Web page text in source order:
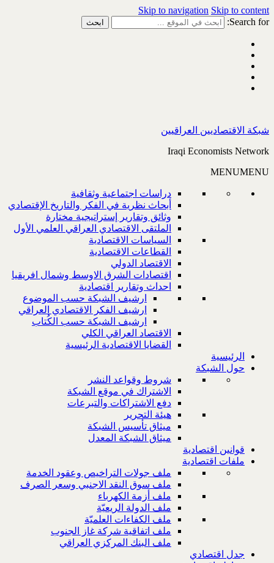
Skip to navigation Skip to content
Search for:
شبكة الاقتصاديين العراقيين
Iraqi Economists Network
MENUMENU
دراسات اجتماعية وثقافية
أبحاث نظرية في الفكر والتاريخ الإقتصادي
وثائق وتقارير إستراتيجية مختارة
الملتقى الاقتصادي العراقي العلمي الأول
السياسات الاقتصادية
القطاعات الاقتصادية
الاقتصاد الدولي
اقتصادات الشرق الاوسط وشمال افريقيا
احداث وتقارير اقتصادية
ارشيف الشبكة حسب الموضوع
ارشيف الفكر الاقتصادي العراقي
ارشيف الشبكة حسب الكُتاب
الاقتصاد العراقي الكلي
القضايا الاقتصادية الرئيسية
الرئيسية
حول الشبكة
شروط وقواعد النشر
الاشتراك في موقع الشبكة
دفع الاشتراكات والتبرعات
هيئة التحرير
ميثاق تأسيس الشبكة
ميثاق الشبكة المعدل
قوانين اقتصادية
ملفات اقتصادية
ملف جولات التراخيص وعقود الخدمة
ملف سوق النقد الاجنبي وسعر الصرف
ملف أزمة الكهرباء
ملف الدولة الريعيّة
ملف الكفاءات العلميّة
ملف اتفاقية شركة غاز الجنوب
ملف البنك المركزي العراقي
جدل اقتصادي